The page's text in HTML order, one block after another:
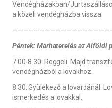
Vendégházakban/
a közeli vendégházba vissza.
Péntek: Marhaterelés az Alföldi
7.00-8.30: Reggeli. Majd
vendégházból a lovakhoz.
8.30: Gyülekező a lovardánál.
ismerkedés a lovakkal.